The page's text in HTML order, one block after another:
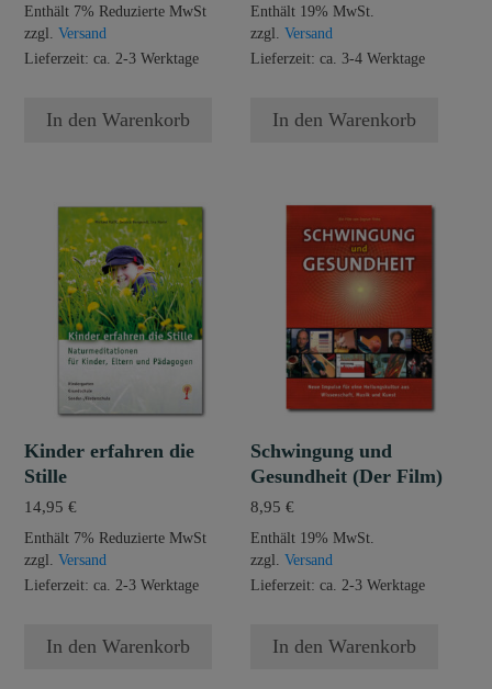
Enthält 7% Reduzierte MwSt
zzgl. Versand
Lieferzeit: ca. 2-3 Werktage
In den Warenkorb
Enthält 19% MwSt.
zzgl.Versand
Lieferzeit: ca. 3-4 Werktage
In den Warenkorb
Kinder erfahren die
Stille
14,95 €
Enthält 7% Reduzierte MwSt
zzgl. Versand
Lieferzeit: ca. 2-3 Werktage
In den Warenkorb
Schwingung und
Gesundheit (Der Film)
8,95€
Enthält 19% MwSt.
zzgl.Versand
Lieferzeit: ca. 2-3 Werktage
In den Warenkorb